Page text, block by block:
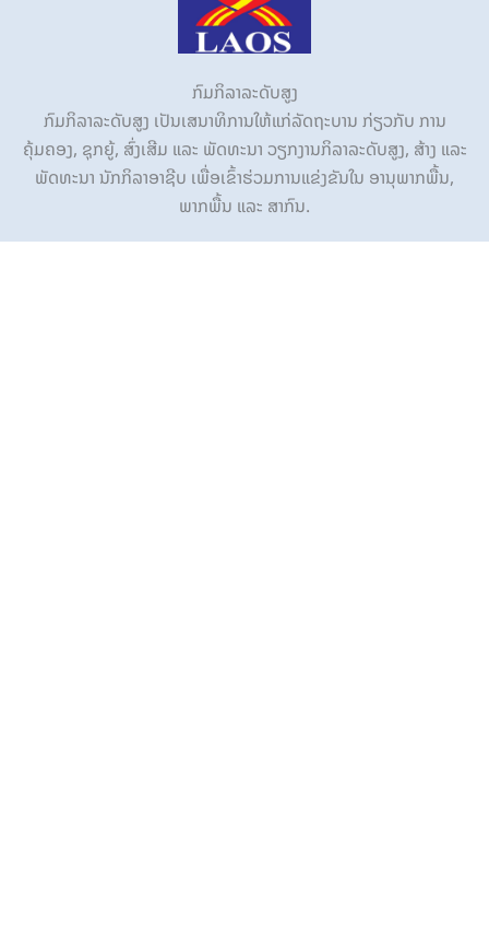
ກົມກິລາລະດັບສູງ
ກົມກິລາລະດັບສູງ ເປັນເສນາທິການໃຫ້ແກ່ລັດຖະບານ ກ່ຽວກັບ ການ
ຄຸ້ມຄອງ, ຊຸກຍູ້, ສົ່ງເສີມ ແລະ ພັດທະນາ ວຽກງານກິລາລະດັບສູງ, ສ້າງ ແລະ
ພັດທະນາ ນັກກິລາອາຊີບ ເພື່ອເຂົ້າຮ່ວມການແຂ່ງຂັນໃນ ອານຸພາກພື້ນ,
ພາກພື້ນ ແລະ ສາກົນ.